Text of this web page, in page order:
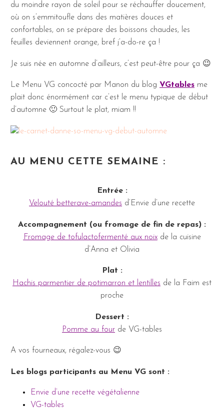
du moindre rayon de soleil pour se réchauffer doucement,
où on s’emmitoufle dans des matières douces et
confortables, on se prépare des boissons chaudes, les
feuilles deviennent orange, bref j’a-do-re ça !
Je suis née en automne d’ailleurs, c’est peut-être pour ça 😉
Le Menu VG concocté par Manon du blog VGtables me
plait donc énormément car c’est le menu typique de début
d’automne 🙂 Surtout le plat, miam !!
AU MENU CETTE SEMAINE :
Entrée :
Velouté betterave-amandes d’Envie d’une recette
Accompagnement (ou fromage de fin de repas) :
Fromage de tofulactofermenté aux noix de la cuisine
d’Anna et Olivia
Plat :
Hachis parmentier de potimarron et lentilles de la Faim est
proche
Dessert :
Pomme au four de VG-tables
A vos fourneaux, régalez-vous 😉
Les blogs participants au Menu VG sont :
Envie d’une recette végétalienne
VG-tables